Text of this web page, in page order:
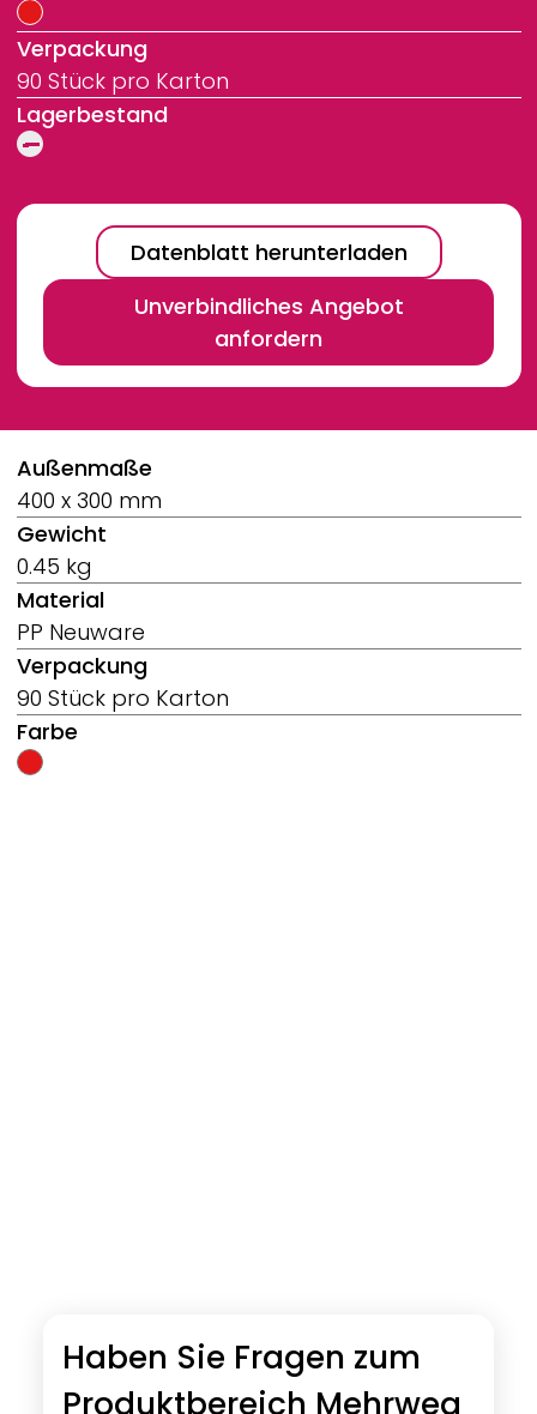
Verpackung
90 Stück pro Karton
Lagerbestand
Datenblatt herunterladen
Unverbindliches Angebot
anfordern
Breadcrumb
Außenmaße
400 x 300 mm
Gewicht
0.45 kg
Material
PP Neuware
Verpackung
90 Stück pro Karton
Farbe
Haben Sie Fragen zum
Produktbereich Mehrweg